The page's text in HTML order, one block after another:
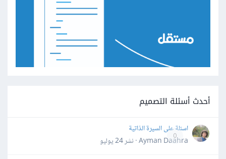
أحدث أسئلة التصميم
0
اسئلة على السيرة الذاتية
Ayman Daahra · نشر
24 يوليو